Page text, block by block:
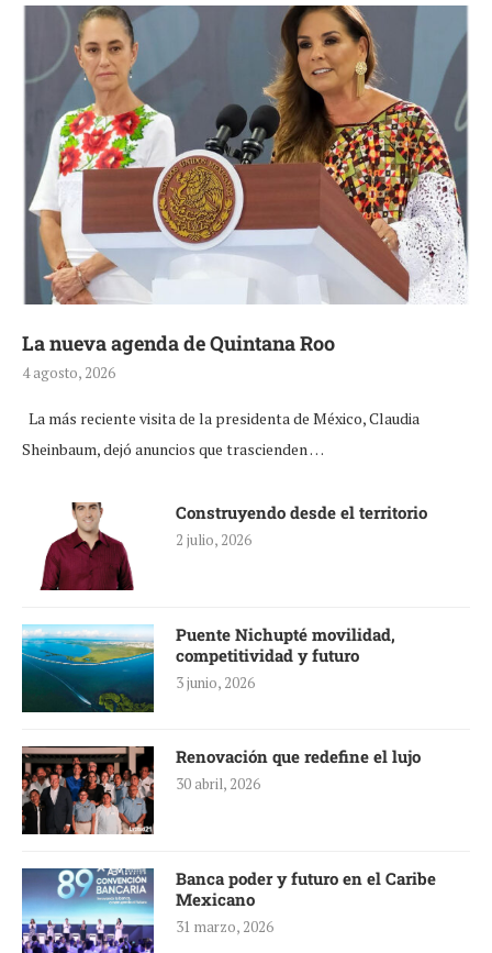
La nueva agenda de Quintana Roo
4 agosto, 2026
La más reciente visita de la presidenta de México, Claudia
Sheinbaum, dejó anuncios que trascienden …
Construyendo desde el territorio
2 julio, 2026
Puente Nichupté movilidad,
competitividad y futuro
3 junio, 2026
Renovación que redefine el lujo
30 abril, 2026
Banca poder y futuro en el Caribe
Mexicano
31 marzo, 2026